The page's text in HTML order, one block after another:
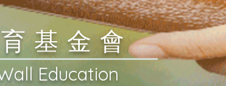
基金會
Education